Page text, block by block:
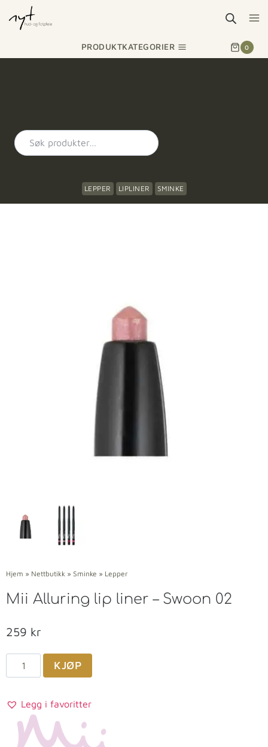
PRODUKTKATEGORIER 0
LEPPER LIPLINER SMINKE
Hjem » Nettbutikk » Sminke » Lepper
Mii Alluring lip liner – Swoon 02
259 kr
KJØP
Legg i favoritter